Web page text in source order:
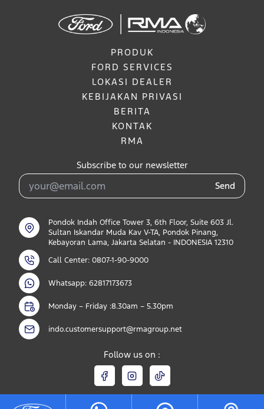
PRODUK
FORD SERVICES
LOKASI DEALER
KEBIJAKAN PRIVASI
BERITA
KONTAK
RMA
Subscribe to our newsletter
Send
Pondok Indah Office Tower 3, 6th Floor, Suite 603 Jl.
Sultan Iskandar Muda Kav V-TA, Pondok Pinang,
Kebayoran Lama, Jakarta Selatan - INDONESIA 12310
Call Center: 0807-1-90-9000
Whatsapp: 62817173673
Monday – Friday :8.30am – 5.30pm
indo.customersupport@rmagroup.net
Follow us on :